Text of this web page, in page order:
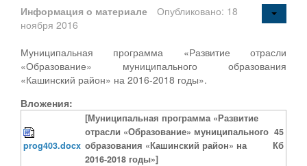
Информация о материале
Опубликовано: 18
ноября 2016
Муниципальная программа «Развитие отрасли
«Образование» муниципального образования
«Кашинский район» на 2016-2018 годы».
Вложения:
prog403.docx
[Муниципальная программа «Развитие
отрасли «Образование» муниципального
образования «Кашинский район» на
2016-2018 годы»]
45
Кб